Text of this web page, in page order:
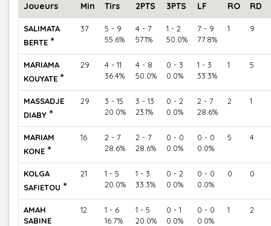
Joueurs Min Tirs 2PTS 3PTS LF RO RD
SALIMATA
BERTE *
37
5 - 9
55.6%
4 - 7
57.1%
1 - 2
50.0%
7 - 9
77.8%
1 9
MARIAMA
KOUYATE *
29
4 - 11
36.4%
4 - 8
50.0%
0 - 3
0.0%
1 - 3
33.3%
1 5
MASSADJE
DIABY *
29
3 - 15
20.0%
3 - 13
23.1%
0 - 2
0.0%
2 - 7
28.6%
2 1
MARIAM
KONE *
16
2 - 7
28.6%
2 - 7
28.6%
0 - 0
0.0%
0 - 0
0.0%
5 4
KOLGA
SAFIETOU *
21
1 - 5
20.0%
1 - 3
33.3%
0 - 2
0.0%
0 - 0
0.0%
0 0
AMAH
SABINE
12
1 - 6
16.7%
1 - 5
20.0%
0 - 1
0.0%
0 - 0
0.0%
1 2